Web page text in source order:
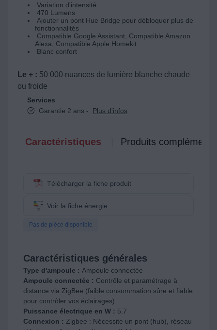
Variation d'intensité
470 Lumens
Ajouter un pont Hue Bridge pour débloquer plus de
fonctionnalités
Compatible Google Assistant, Compatible Amazon
Alexa, Compatible Apple Homekit
Blanc confort
Le + : 50 000 nuances de lumière blanche chaude
ou froide
Services
Garantie 2 ans -
Plus d'infos
Caractéristiques Produits
Télécharger la fiche produit
Voir la fiche énergie
Pas de pièce disponible
Caractéristiques générales
Type d'ampoule : Ampoule connectée
Ampoule connectée : Contrôle et paramétrage à
distance via ZigBee (faible consommation sûre et fiable
pour contrôler vos éclairages)
Puissance électrique en W : 5.7
Connexion : Zigbee : Nécessite un pont (hub), réseau